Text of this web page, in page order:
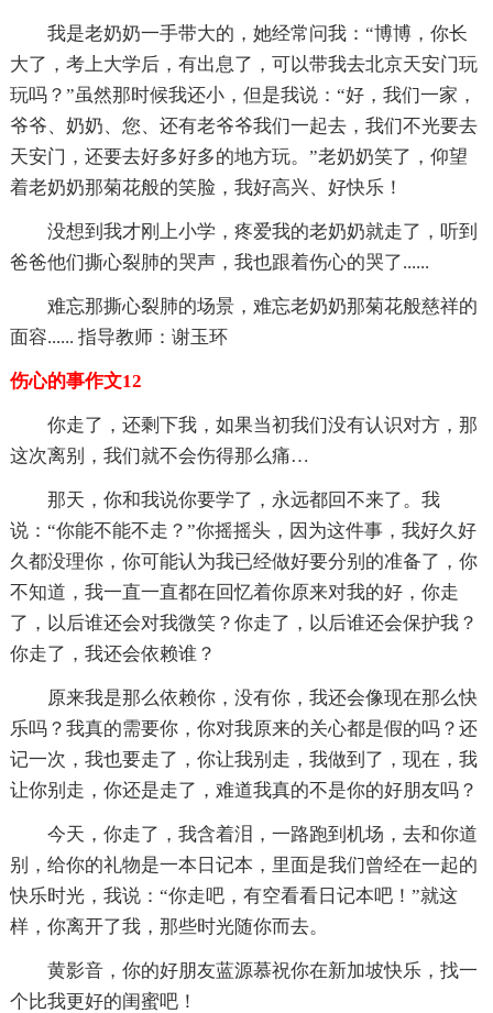
我是老奶奶一手带大的，她经常问我：“博博，你长
大了，考上大学后，有出息了，可以带我去北京天安门玩
玩吗？”虽然那时候我还小，但是我说：“好，我们一家，
爷爷、奶奶、您、还有老爷爷我们一起去，我们不光要去
天安门，还要去好多好多的地方玩。”老奶奶笑了，仰望
着老奶奶那菊花般的笑脸，我好高兴、好快乐！
没想到我才刚上小学，疼爱我的老奶奶就走了，听到
爸爸他们撕心裂肺的哭声，我也跟着伤心的哭了......
难忘那撕心裂肺的场景，难忘老奶奶那菊花般慈祥的
面容...... 指导教师：谢玉环
伤心的事作文12
你走了，还剩下我，如果当初我们没有认识对方，那
这次离别，我们就不会伤得那么痛…
那天，你和我说你要学了，永远都回不来了。我
说：“你能不能不走？”你摇摇头，因为这件事，我好久好
久都没理你，你可能认为我已经做好要分别的准备了，你
不知道，我一直一直都在回忆着你原来对我的好，你走
了，以后谁还会对我微笑？你走了，以后谁还会保护我？
你走了，我还会依赖谁？
原来我是那么依赖你，没有你，我还会像现在那么快
乐吗？我真的需要你，你对我原来的关心都是假的吗？还
记一次，我也要走了，你让我别走，我做到了，现在，我
让你别走，你还是走了，难道我真的不是你的好朋友吗？
今天，你走了，我含着泪，一路跑到机场，去和你道
别，给你的礼物是一本日记本，里面是我们曾经在一起的
快乐时光，我说：“你走吧，有空看看日记本吧！”就这
样，你离开了我，那些时光随你而去。
黄影音，你的好朋友蓝源慕祝你在新加坡快乐，找一
个比我更好的闺蜜吧！